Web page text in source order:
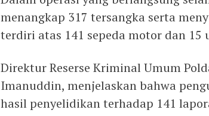
menangkap 317 tersangka serta
terdiri atas 141 sepeda motor dan 15
Direktur Reserse Kriminal Umum
Imanuddin, menjelaskan bahwa
hasil penyelidikan terhadap 141